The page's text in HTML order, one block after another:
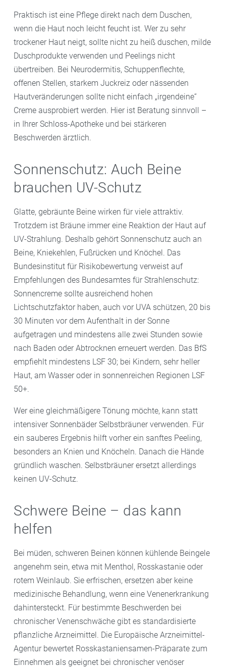
Praktisch ist eine Pflege direkt nach dem Duschen,
wenn die Haut noch leicht feucht ist. Wer zu sehr
trockener Haut neigt, sollte nicht zu heiß duschen, milde
Duschprodukte verwenden und Peelings nicht
übertreiben. Bei Neurodermitis, Schuppenflechte,
offenen Stellen, starkem Juckreiz oder nässenden
Hautveränderungen sollte nicht einfach „irgendeine“
Creme ausprobiert werden. Hier ist Beratung sinnvoll –
in Ihrer Schloss-Apotheke und bei stärkeren
Beschwerden ärztlich.
Sonnenschutz: Auch Beine
brauchen UV-Schutz
Glatte, gebräunte Beine wirken für viele attraktiv.
Trotzdem ist Bräune immer eine Reaktion der Haut auf
UV-Strahlung. Deshalb gehört Sonnenschutz auch an
Beine, Kniekehlen, Fußrücken und Knöchel. Das
Bundesinstitut für Risikobewertung verweist auf
Empfehlungen des Bundesamtes für Strahlenschutz:
Sonnencreme sollte ausreichend hohen
Lichtschutzfaktor haben, auch vor UVA schützen, 20 bis
30 Minuten vor dem Aufenthalt in der Sonne
aufgetragen und mindestens alle zwei Stunden sowie
nach Baden oder Abtrocknen erneuert werden. Das BfS
empfiehlt mindestens LSF 30; bei Kindern, sehr heller
Haut, am Wasser oder in sonnenreichen Regionen LSF
50+.
Wer eine gleichmäßigere Tönung möchte, kann statt
intensiver Sonnenbäder Selbstbräuner verwenden. Für
ein sauberes Ergebnis hilft vorher ein sanftes Peeling,
besonders an Knien und Knöcheln. Danach die Hände
gründlich waschen. Selbstbräuner ersetzt allerdings
keinen UV-Schutz.
Schwere Beine – das kann
helfen
Bei müden, schweren Beinen können kühlende Beingele
angenehm sein, etwa mit Menthol, Rosskastanie oder
rotem Weinlaub. Sie erfrischen, ersetzen aber keine
medizinische Behandlung, wenn eine Venenerkrankung
dahintersteckt. Für bestimmte Beschwerden bei
chronischer Venenschwäche gibt es standardisierte
pflanzliche Arzneimittel. Die Europäische Arzneimittel-
Agentur bewertet Rosskastaniensamen-Präparate zum
Einnehmen als geeignet bei chronischer venöser